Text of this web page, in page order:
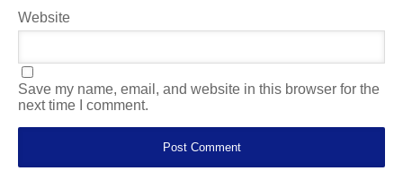
Website
Save my name, email, and website in this browser for the
next time I comment.